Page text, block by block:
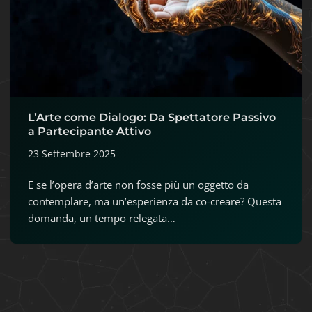
L’Arte come Dialogo: Da Spettatore Passivo
a Partecipante Attivo
23 Settembre 2025
E se l’opera d’arte non fosse più un oggetto da
contemplare, ma un’esperienza da co-creare? Questa
domanda, un tempo relegata…